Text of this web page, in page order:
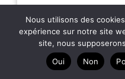
BAMMI 16 Affiches
Éducatives 30x42cm
– Posters
Pédagogiques
PACK COMPLET POUR
Nous utilisons des
expérience sur notre site
site, nous
Oui
Non